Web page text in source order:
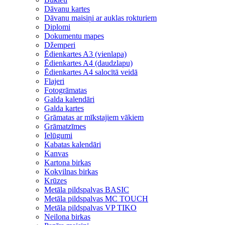
Dāvanu kartes
Dāvanu maisiņi ar auklas rokturiem
Diplomi
Dokumentu mapes
Džemperi
Ēdienkartes A3 (vienlapa)
Ēdienkartes A4 (daudzlapu)
Ēdienkartes A4 salocītā veidā
Flajeri
Fotogrāmatas
Galda kalendāri
Galda kartes
Grāmatas ar mīkstajiem vākiem
Grāmatzīmes
Ielūgumi
Kabatas kalendāri
Kanvas
Kartona birkas
Kokvilnas birkas
Krūzes
Metāla pildspalvas BASIC
Metāla pildspalvas MC TOUCH
Metāla pildspalvas VP TIKO
Neilona birkas